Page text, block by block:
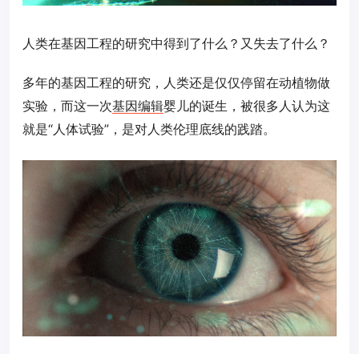
人类在基因工程的研究中得到了什么？又失去了什么？
多年的基因工程的研究，人类还是仅仅停留在动植物做
实验，而这一次基因编辑婴儿的诞生，被很多人认为这
就是“人体试验”，是对人类伦理底线的践踏。